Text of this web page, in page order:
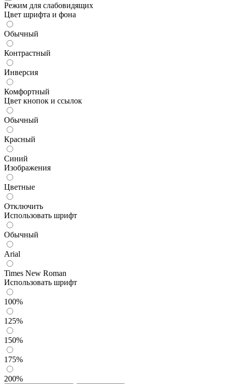
Режим для слабовидящих
Цвет шрифта и фона
Обычный
Контрастный
Инверсия
Комфортный
Цвет кнопок и ссылок
Обычный
Красный
Синий
Изображения
Цветные
Отключить
Использовать шрифт
Обычный
Arial
Times New Roman
Использовать шрифт
100%
125%
150%
175%
200%